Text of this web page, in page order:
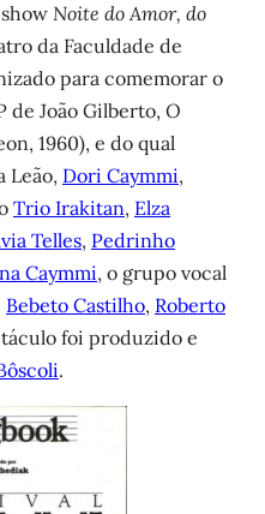
Noite do Amor, do
da Faculdade de
para comemorar o
de João Gilberto, O
1960), e do qual
Leão, Dori Caymmi,
Trio Irakitan, Elza
Telles, Pedrinho
Caymmi, o grupo vocal
Bebeto Castilho, Roberto
foi produzido e
.